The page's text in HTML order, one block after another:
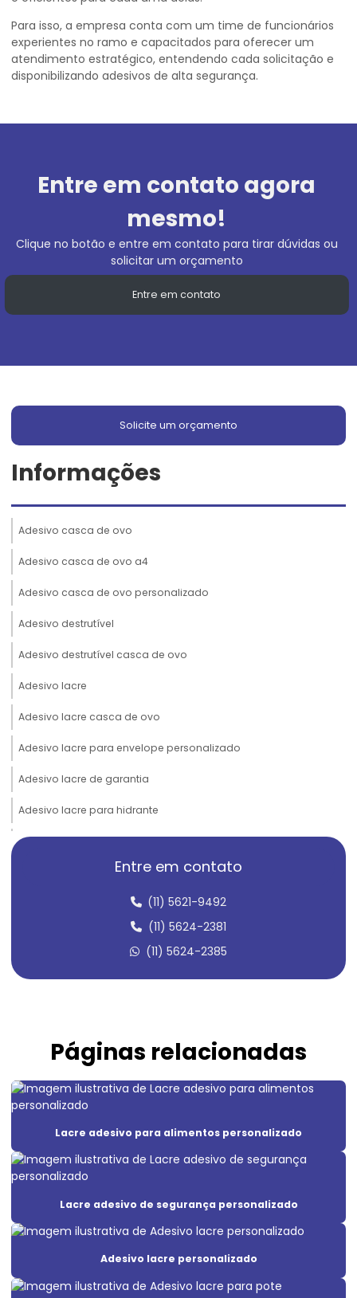
Para isso, a empresa conta com um time de funcionários
experientes no ramo e capacitados para oferecer um
atendimento estratégico, entendendo cada solicitação e
disponibilizando adesivos de alta segurança.
Entre em contato agora
mesmo!
Clique no botão e entre em contato para tirar dúvidas ou
solicitar um orçamento
Entre em contato
Solicite um orçamento
Informações
Adesivo casca de ovo
Adesivo casca de ovo a4
Adesivo casca de ovo personalizado
Adesivo destrutível
Adesivo destrutível casca de ovo
Adesivo lacre
Adesivo lacre casca de ovo
Adesivo lacre para envelope personalizado
Adesivo lacre de garantia
Adesivo lacre para hidrante
Adesivo lacre personalizado
Adesivo lacre para pote
Adesivo lacre de segurança
Adesivo lacre de segurança casca de ovo
Adesivo de segurança
Adesivo de segurança destrutível
Adesivo void branco
Adesivo void prata
Adesivos de segurança para máquinas
Etiqueta adesiva void
Entre em contato
(11) 5621-9492
(11) 5624-2381
(11) 5624-2385
Páginas relacionadas
Lacre adesivo para alimentos personalizado
Lacre adesivo de segurança personalizado
Adesivo lacre personalizado